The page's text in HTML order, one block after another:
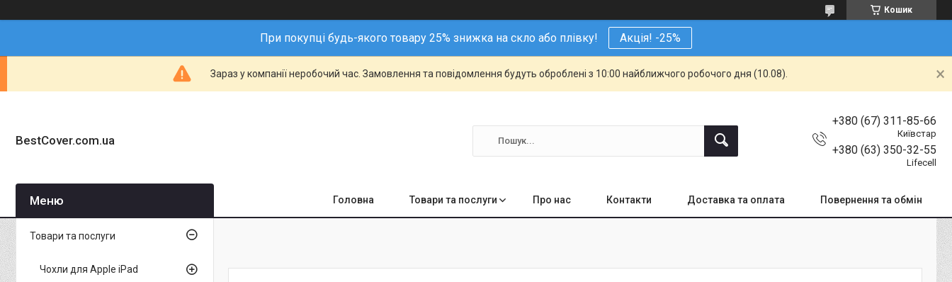
Кошик
При покупці будь-якого товару 25% знижка на скло або плівку! Акція! -25%
Зараз у компанії неробочий час. Замовлення та повідомлення будуть оброблені з 10:00 найближчого робочого дня (10.08).
BestCover.com.ua
+380 (67) 311-85-66
Київстар
+380 (63) 350-32-55
Lifecell
Головна Товари та послуги Про нас Контакти Доставка та оплата Повернення та обмін
Товари та послуги
Чохли для Apple iPad